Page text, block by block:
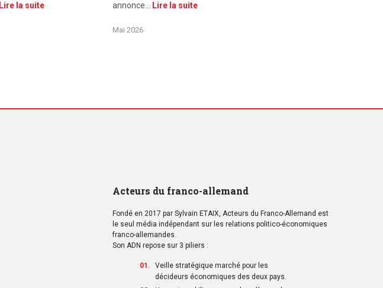
Lire la suite
annonce… Lire la suite
Mai 2026
Acteurs du franco-allemand
Fondé en 2017 par Sylvain ETAIX, Acteurs du Franco-Allemand est
le seul média indépendant sur les relations politico-économiques
franco-allemandes.
Son ADN repose sur 3 piliers :
Veille stratégique marché pour les
décideurs économiques des deux pays.